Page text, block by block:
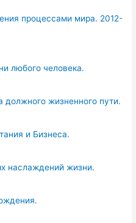
процессами мира. 2012-
любого человека.
должного жизненного пути.
и Бизнеса.
наслаждений жизни.